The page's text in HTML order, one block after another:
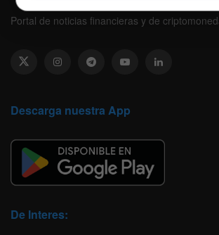
Portal de noticias financieras y de
Descarga nuestra App
De Interes: